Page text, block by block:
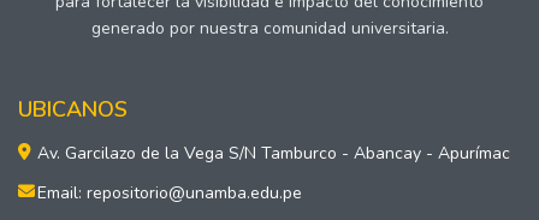
generado por nuestra comunidad universitaria.
UBICANOS
Av. Garcilazo de la Vega S/N Tamburco - Abancay - Apurímac
Email: repositorio@unamba.edu.pe